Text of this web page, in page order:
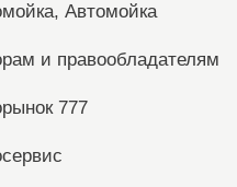
Автомойка
и правообладателям
777